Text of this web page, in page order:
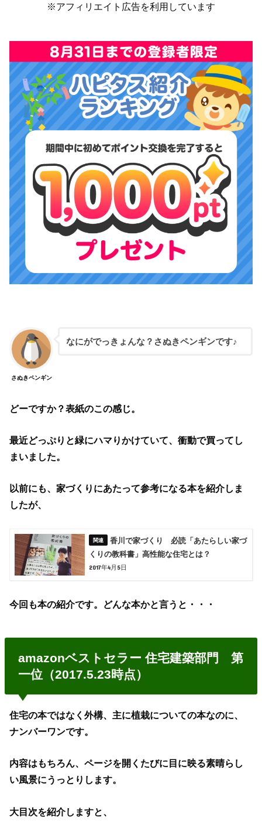
※アフィリエイト広告を利用しています
さぬきペンギン
なにがでっきょんな？さぬきペンギンです♪
どーですか？表紙のこの感じ。
最近どっぷりと緑にハマりかけていて、衝動で買ってし
まいました。
以前にも、家づくりにあたって参考になる本を紹介しま
したが、
香川で家づくり 必読「あたらしい家づ
くりの教科書」高性能な住宅とは？
2017年4月5日
今回も本の紹介です。どんな本かと言うと・・・
amazonベストセラー 住宅建築部門 第
一位（2017.5.23時点）
住宅の本ではなく外構、主に植栽についての本なのに、
ナンバーワンです。
内容はもちろん、ページを開くたびに目に映る素晴らし
い風景にうっとりします。
大目次を紹介しますと、